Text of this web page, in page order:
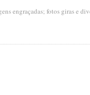
engraçadas; fotos giras e